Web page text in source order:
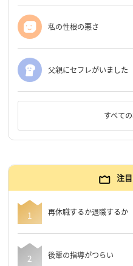
私の性根の悪さ
父親にセフレがいました
すべて
注
再休職するか退職するか
後輩の指導がつらい